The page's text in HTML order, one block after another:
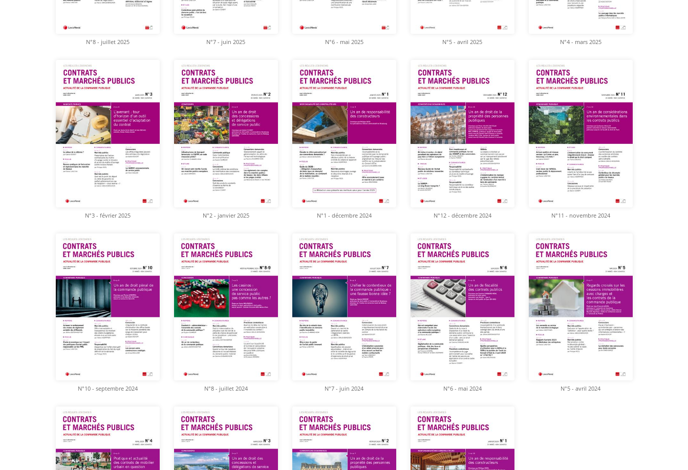
N°8 - juillet 2025 N°7 - juin 2025 N°6 - mai 2025 N°5 - avril 2025 N°4 - mars 2025
N°3 - février 2025 N°2 - janvier 2025 N°1 - décembre 2024 N°12 - décembre 2024 N°11 - novembre 2024
N°10 - septembre 2024 N°8 - juillet 2024 N°7 - juin 2024 N°6 - mai 2024 N°5 - avril 2024